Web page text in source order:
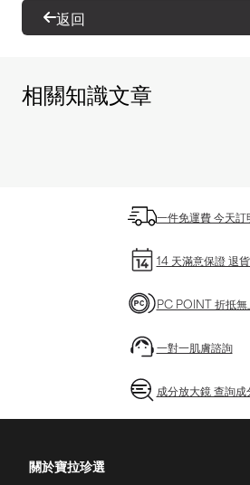
返回
相關知識文章
一件免運費 今天訂
14 天滿意保證 退
PC POINT 折抵無
一對一肌膚諮詢
成分放大鏡 查詢成
關於寶拉珍選